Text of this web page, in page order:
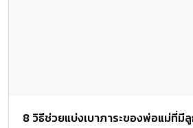
8 วิธีช่วยแบ่งเบาภาระของพ่อแม่ที่มี